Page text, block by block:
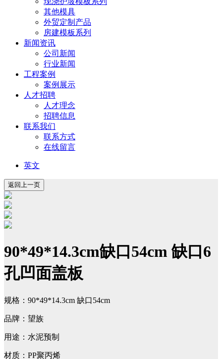
其他模具
外贸定制产品
房建模板系列
新闻资讯
公司新闻
行业新闻
工程案例
案例展示
人才招聘
人才理念
招聘信息
联系我们
联系方式
在线留言
英文
90*49*14.3cm缺口54cm 缺口6
孔凹面盖板
规格：90*49*14.3cm 缺口54cm
品牌：望族
用途：水泥预制
材质：PP聚丙烯